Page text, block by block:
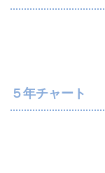
５年チャート